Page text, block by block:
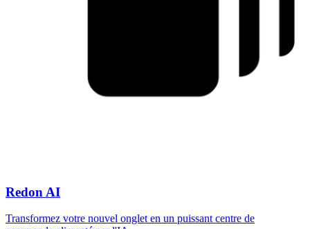
Redon AI
Transformez votre nouvel onglet en un puissant centre de